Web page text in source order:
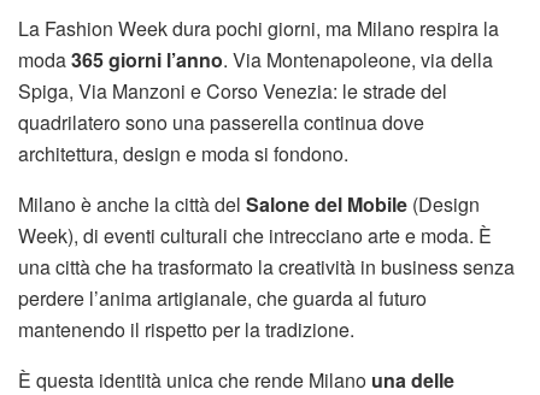
La Fashion Week dura pochi giorni, ma Milano respira la
moda365 giorni l’anno. Via Montenapoleone, via della
Spiga, Via Manzoni e Corso Venezia: le strade del
quadrilatero sono una passerella continua dove
architettura, design e moda si fondono.
Milano è anche la città del Salone del Mobile (Design
Week), di eventi culturali che intrecciano arte e moda. È
una città che ha trasformato la creatività in business senza
perdere l’anima artigianale, che guarda al futuro
mantenendo il rispetto per la tradizione.
È questa identità unica che rende Milano una delle